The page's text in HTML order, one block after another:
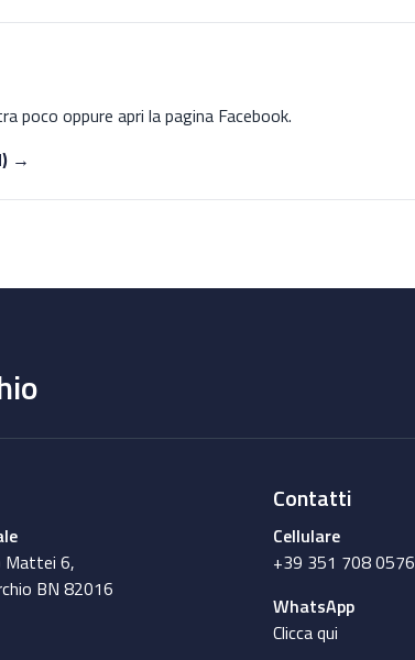
poco oppure apri la pagina Facebook.
→
Mattei 6,
BN 82016
Contatti
Cellulare
+39 351 708 0576
WhatsApp
Clicca qui